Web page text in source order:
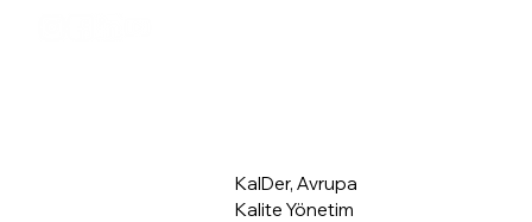
KalDer, Avrupa
Kalite Yönetim